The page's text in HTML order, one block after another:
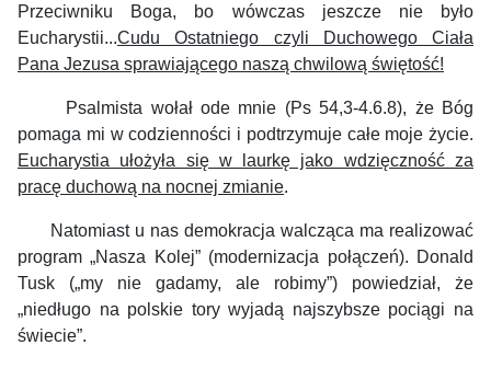
Przeciwniku Boga, bo wówczas jeszcze nie było
Eucharystii...Cudu Ostatniego czyli Duchowego Ciała
Pana Jezusa sprawiającego naszą chwilową świętość!
Psalmista wołał ode mnie (Ps 54,3-4.6.8), że Bóg
pomaga mi w codzienności i podtrzymuje całe moje życie.
Eucharystia ułożyła się w laurkę jako wdzięczność za
pracę duchową na nocnej zmianie.
Natomiast u nas demokracja walcząca ma realizować
program „Nasza Kolej” (modernizacja połączeń). Donald
Tusk („my nie gadamy, ale robimy”) powiedział, że
„niedługo na polskie tory wyjadą najszybsze pociągi na
świecie”.